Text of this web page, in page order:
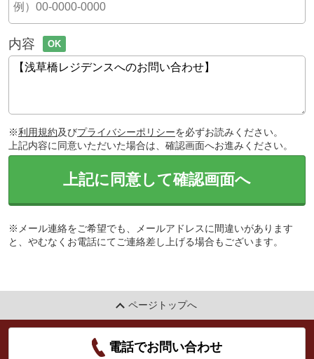
内容 OK
※利用規約及びプライバシーポリシーを必ずお読みください。
上記内容に同意いただいた場合は、確認画面へお進みください。
上記に同意して確認画面へ
※メール連絡をご希望でも、メールアドレスに間違いがあります
と、やむなくお電話にてご連絡差し上げる場合もございます。
ページトップへ
電話でお問い合わせ